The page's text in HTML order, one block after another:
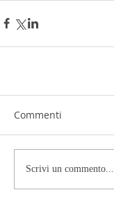
Commenti
Scrivi un commento...